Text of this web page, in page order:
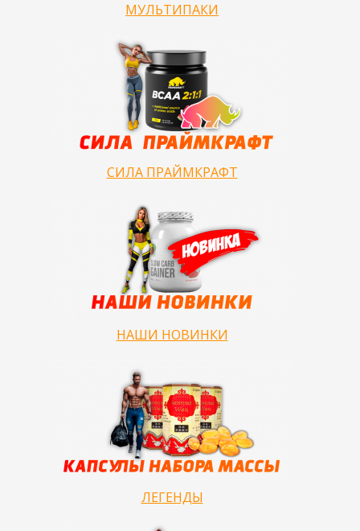
МУЛЬТИПАКИ
СИЛА ПРАЙМКРАФТ
НАШИ НОВИНКИ
ЛЕГЕНДЫ